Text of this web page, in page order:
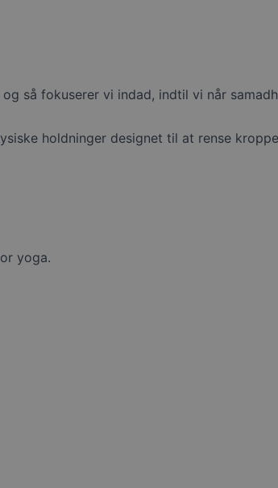
så fokuserer vi indad, indtil vi når
holdninger designet til at rense
yoga.